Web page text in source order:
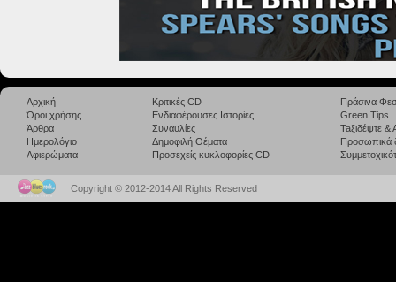
Αρχική
Όροι χρήσης
Άρθρα
Ημερολόγιο
Αφιερώματα
Κριτικές CD
Ενδιαφέρουσες Ιστορίες
Συναυλίες
Δημοφιλή Θέματα
Προσεχείς κυκλοφορίες CD
Πράσινα
Green Tips
Taξιδέψτε
Προσωπικά
Copyright © 2012-2014 All Rights Reserved